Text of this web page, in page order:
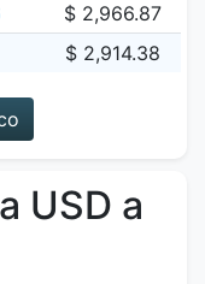
$ 2,966.87
$ 2,914.38
USD a